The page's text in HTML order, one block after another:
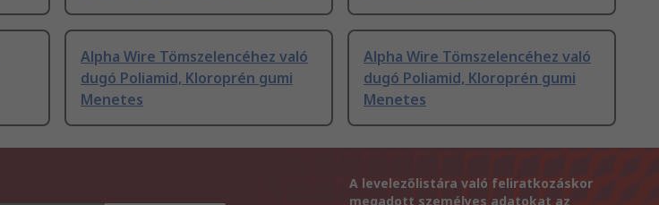
Alpha Wire Tömszelencéhez való
dugó Poliamid, Kloroprén gumi
Menetes
Alpha Wire Tömszelencéhez való
dugó Poliamid, Kloroprén gumi
Menetes
A levelezőlistára való feliratkozáskor
megadott személyes adatokat az